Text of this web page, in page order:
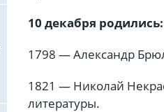
10 декабря родились:
1798 — Александр
1821 — Николай
литературы.